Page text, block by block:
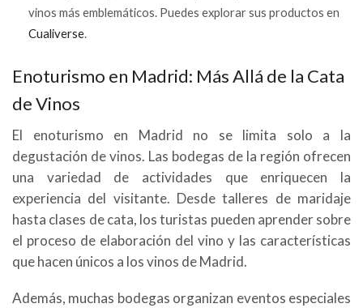
vinos más emblemáticos. Puedes explorar sus productos en
Cualiverse.
Enoturismo en Madrid: Más Allá de la Cata
de Vinos
El enoturismo en Madrid no se limita solo a la
degustación de vinos. Las bodegas de la región ofrecen
una variedad de actividades que enriquecen la
experiencia del visitante. Desde talleres de maridaje
hasta clases de cata, los turistas pueden aprender sobre
el proceso de elaboración del vino y las características
que hacen únicos a los vinos de Madrid.
Además, muchas bodegas organizan eventos especiales